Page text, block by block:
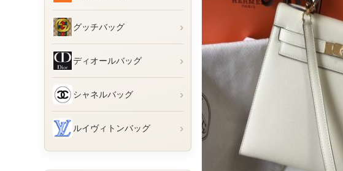
グッチバッグ ›
ディオールバッグ ›
シャネルバッグ ›
ルイヴィトンバッグ ›